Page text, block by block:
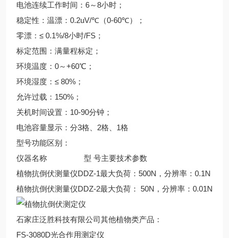
电池连续工作时间：6～8小时；
稳定性：温漂：0.2uV/℃（0-60℃）；
零漂：≤ 0.1%/8小时/FS；
标定范围：满量程标定；
环境温度：0～+60℃；
环境湿度：≤ 80%；
允许过载：150%；
关机时间设置：10-90分钟；
电池容量显示：分3格、2格、1格
型号功能区别：
仪器名称 型 号主要技术参数
植物抗倒伏测量仪DDZ-1最大负荷：500N，分辨率：0.1N
植物抗倒伏测量仪DDZ-2最大负荷： 50N，分辨率：0.01N
石家庄泛胜科技有限公司其他植物类产品：
FS-3080D光合作用测定仪